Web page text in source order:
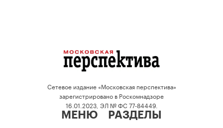
Сетевое издание «Московская перспектива»
зарегистрировано в Роскомнадзоре
16.01.2023, ЭЛ № ФС 77-84449.
МЕНЮ РАЗДЕЛЫ